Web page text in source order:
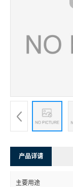
产品详请
主要用途